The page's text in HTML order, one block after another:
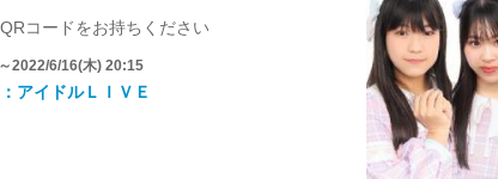
コードをお持ちください
2022/6/16(木) 20:15
アイドルＬＩＶＥ